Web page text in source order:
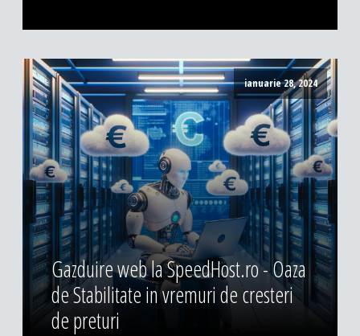
ianuarie 28, 2024
Gazduire web la SpeedHost.ro - Oaza
de Stabilitate in vremuri de cresteri
de preturi